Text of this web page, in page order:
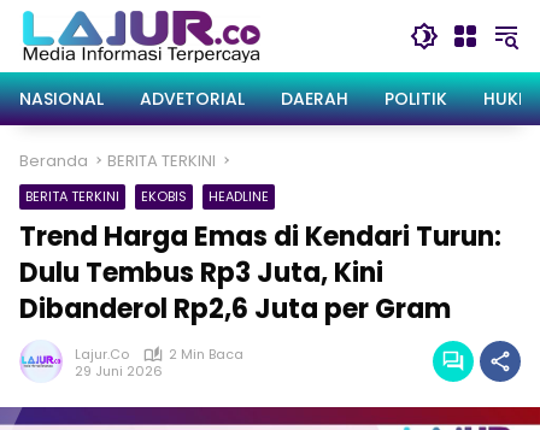
Langsung
konten
NASIONAL
ADVETORIAL DAERAH POLITIK
Beranda BERITA TERKINI
BERITA TERKINI EKOBIS HEADLINE
Trend Harga Emas di Kendari Turun:
Dulu Tembus Rp3 Juta, Kini
Dibanderol Rp2,6 Juta per Gram
Lajur.co
2 Min Baca
29 Juni 2026